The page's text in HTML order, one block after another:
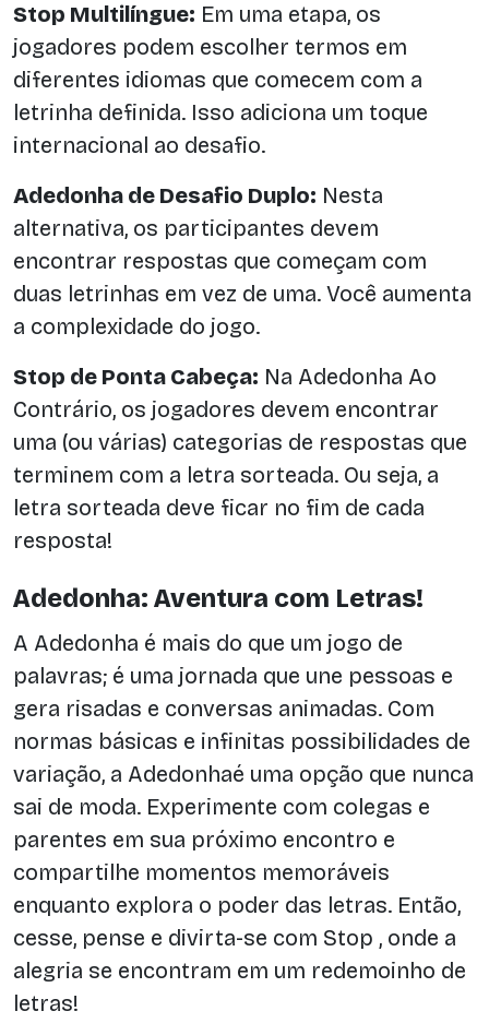
Stop Multilíngue: Em uma etapa, os
jogadores podem escolher termos em
diferentes idiomas que comecem com a
letrinha definida. Isso adiciona um toque
internacional ao desafio.
Adedonha de Desafio Duplo: Nesta
alternativa, os participantes devem
encontrar respostas que começam com
duas letrinhas em vez de uma. Você aumenta
a complexidade do jogo.
Stop de Ponta Cabeça: Na Adedonha Ao
Contrário, os jogadores devem encontrar
uma (ou várias) categorias de respostas que
terminem com a letra sorteada. Ou seja, a
letra sorteada deve ficar no fim de cada
resposta!
Adedonha: Aventura com Letras!
A Adedonha é mais do que um jogo de
palavras; é uma jornada que une pessoas e
gera risadas e conversas animadas. Com
normas básicas e infinitas possibilidades de
variação, a Adedonhaé uma opção que nunca
sai de moda. Experimente com colegas e
parentes em sua próximo encontro e
compartilhe momentos memoráveis
enquanto explora o poder das letras. Então,
cesse, pense e divirta-se com Stop , onde a
alegria se encontram em um redemoinho de
letras!